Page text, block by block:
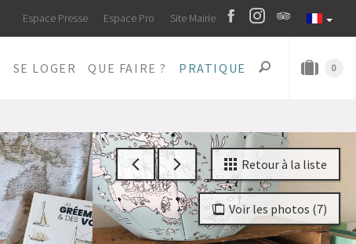
Espace Presse Espace Pro Site Mairie
SE LOGER QUE FAIRE ? PRATIQUE 0
Voir les photos (7)
Retour à la liste